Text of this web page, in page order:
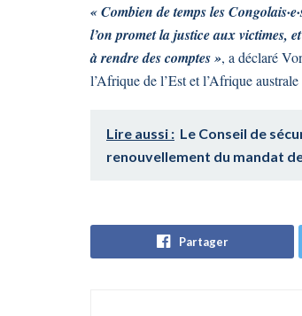
« Combien de temps les
l’on promet la justice aux victimes,
à rendre des comptes », a déclaré
l’Afrique de l’Est et l’Afrique
Lire aussi : Le Conseil de
renouvellement du mandat
Partager